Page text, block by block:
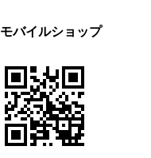
モバイルショップ